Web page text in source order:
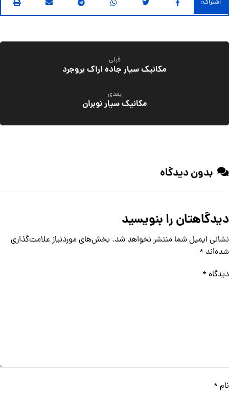
قبلی
مکانیک سیار جاده اراک بروجرد
بعدی
مکانیک سیار نوبران
بدون دیدگاه
دیدگاهتان را بنویسید
نشانی ایمیل شما منتشر نخواهد شد. بخش‌های موردنیاز علامت‌گذاری
شده‌اند *
دیدگاه *
نام *